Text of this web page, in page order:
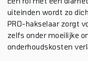
uiteinden wordt zo
PRO-hakselaar zorgt
zelfs onder moeilijke
onderhoudskosten